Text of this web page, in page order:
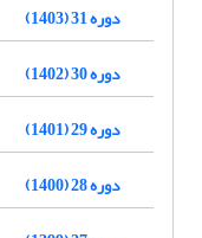
دوره 31 (1403)
دوره 30 (1402)
دوره 29 (1401)
دوره 28 (1400)